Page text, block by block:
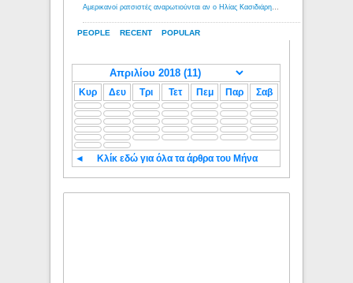
PEOPLE RECENT POPULAR
Αμερικανοί ρατσιστές αναρωτιούνται αν ο Ηλίας Κασιδιάρης ανήκει στη λευκή φυλή... - Λόγιος Ερμής
Κυρ Δευ Τρι Τετ Πεμ Παρ Σαβ
◄ Κλίκ εδώ για όλα τα άρθρα του Μήνα